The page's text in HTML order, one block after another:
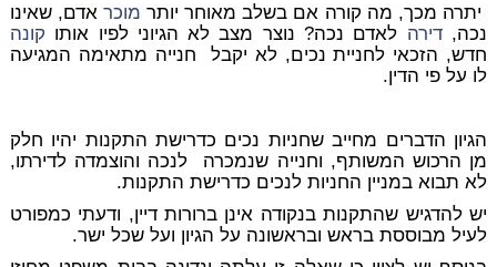
יתרה מכך, מה קורה אם בשלב מאוחר יותר מוכראדם, שאינו
נכה,דירה לאדם נכה? נוצר מצב לא הגיוני לפיו אותו קונה
חדש, הזכאי לחניית נכים, לא יקבל חנייה מתאימה המגיעה
לו על פי הדין.
הגיון הדברים מחייב שחניות נכים כדרישת התקנות יהיו חלק
מן הרכוש המשותף, וחנייה שנמכרה לנכה והוצמדה לדירתו,
לא תבוא במניין החניות לנכים כדרישת התקנות.
יש להדגיש שהתקנות בנקודה אינן ברורות דיין, ודעתי כמפורט
לעיל מבוססת בראש ובראשונה על הגיון ועל שכל ישר.